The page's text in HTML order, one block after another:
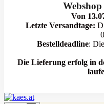
Von
Letzte Versandtage:
Bestelldeadline:
Die Lieferung erfolg in